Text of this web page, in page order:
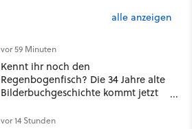
alle anzeigen
vor 59 Minuten
Kennt ihr noch den
Regenbogenfisch? Die 34 Jahre alte
Bilderbuchgeschichte kommt jetzt
vor 14 Stunden